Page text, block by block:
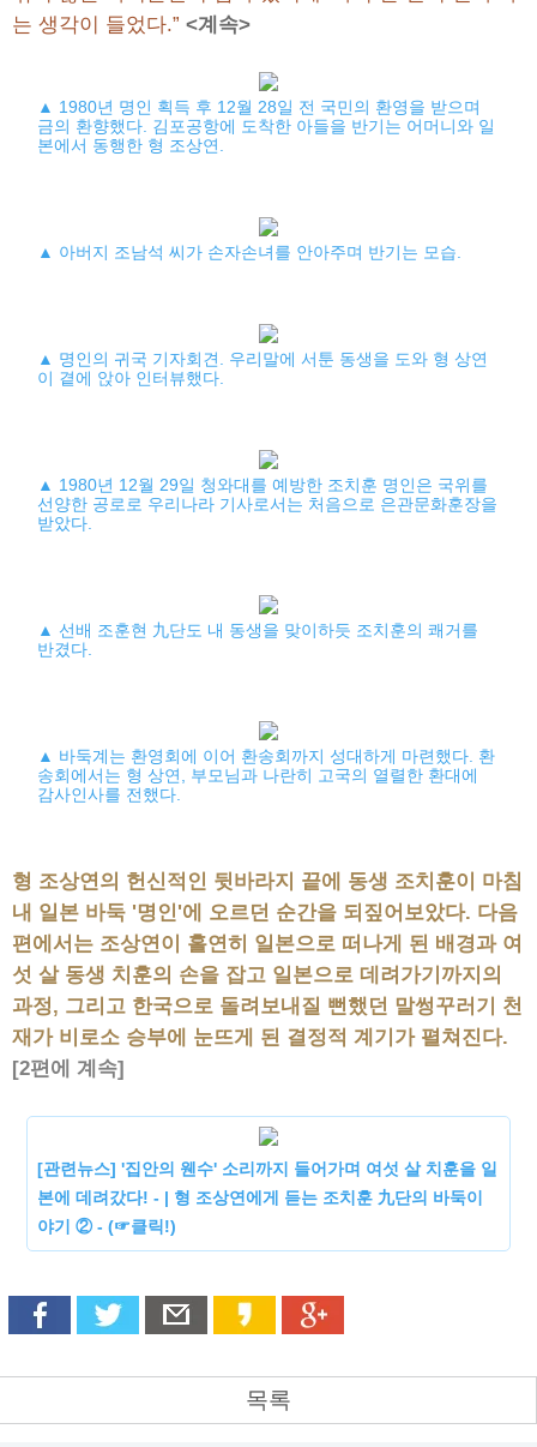
는 생각이 들었다.” <계속>
▲ 1980년 명인 획득 후 12월 28일 전 국민의 환영을 받으며
금의 환향했다. 김포공항에 도착한 아들을 반기는 어머니와 일
본에서 동행한 형 조상연.
▲ 아버지 조남석 씨가 손자손녀를 안아주며 반기는 모습.
▲ 명인의 귀국 기자회견. 우리말에 서툰 동생을 도와 형 상연
이 곁에 앉아 인터뷰했다.
▲ 1980년 12월 29일 청와대를 예방한 조치훈 명인은 국위를
선양한 공로로 우리나라 기사로서는 처음으로 은관문화훈장을
받았다.
▲ 선배 조훈현 九단도 내 동생을 맞이하듯 조치훈의 쾌거를
반겼다.
▲ 바둑계는 환영회에 이어 환송회까지 성대하게 마련했다. 환
송회에서는 형 상연, 부모님과 나란히 고국의 열렬한 환대에
감사인사를 전했다.
형 조상연의 헌신적인 뒷바라지 끝에 동생 조치훈이 마침
내 일본 바둑 '명인'에 오르던 순간을 되짚어보았다. 다음
편에서는 조상연이 홀연히 일본으로 떠나게 된 배경과 여
섯 살 동생 치훈의 손을 잡고 일본으로 데려가기까지의
과정, 그리고 한국으로 돌려보내질 뻔했던 말썽꾸러기 천
재가 비로소 승부에 눈뜨게 된 결정적 계기가 펼쳐진다.
[2편에 계속]
[관련뉴스] '집안의 웬수' 소리까지 들어가며 여섯 살 치훈을 일
본에 데려갔다! - | 형 조상연에게 듣는 조치훈 九단의 바둑이
야기 ② - (☞클릭!)
목록